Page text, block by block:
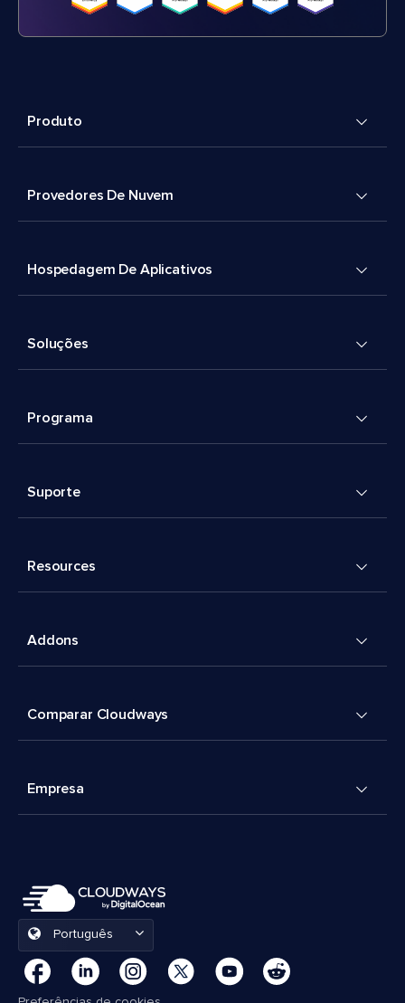
Produto
Provedores De Nuvem
Hospedagem De Aplicativos
Soluções
Programa
Suporte
Resources
Addons
Comparar Cloudways
Empresa
Português